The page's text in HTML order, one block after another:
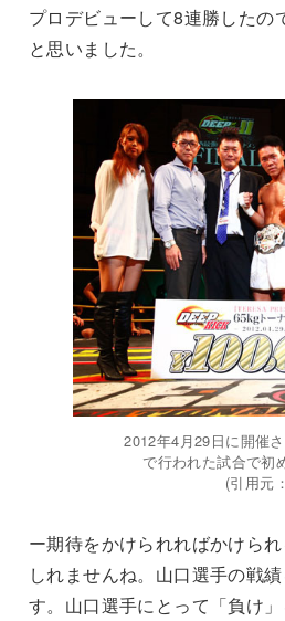
プロデビューして8連勝したの
と思いました。
2012年4月29日に開催
で行われた試合で初
(引用元
ー期待をかけられればかけら
しれませんね。山口選手の戦
す。山口選手にとって「負け